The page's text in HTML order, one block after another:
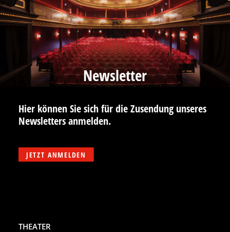
Newsletter
Hier können Sie sich für die Zusendung unseres
Newsletters anmelden.
JETZT ANMELDEN
THEATER